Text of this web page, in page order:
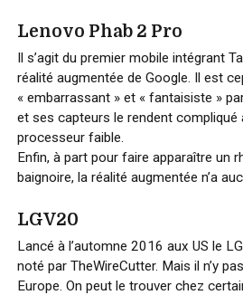
Lenovo Phab 2 Pro
Il s’agit du premier mobile intégrant
réalité augmentée de Google. Il est
« embarrassant » et « fantaisiste »
et ses capteurs le rendent compliqué
processeur faible.
Enfin, à part pour faire apparaître un
baignoire, la réalité augmentée n’a
LGV20
Lancé à l’automne 2016 aux US le
noté par TheWireCutter. Mais il n’y
Europe. On peut le trouver chez